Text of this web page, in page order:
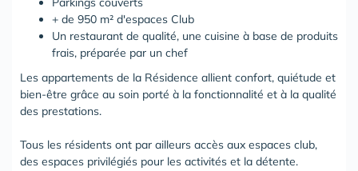
+ de 950 m² d'espaces Club
Un restaurant de qualité, une cuisine à base de produits
frais, préparée par un chef
Les appartements de la Résidence allient confort, quiétude et
bien-être grâce au soin porté à la fonctionnalité et à la qualité
des prestations.
Tous les résidents ont par ailleurs accès aux espaces club,
des espaces privilégiés pour les activités et la détente.